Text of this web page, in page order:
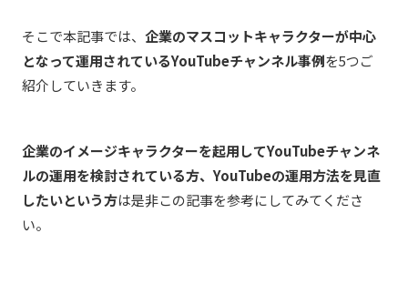
そこで本記事では、 企業のマスコットキャラクターが中心
となって運用されているYouTubeチャンネル事例を5つご
紹介していきます。
企業のイメージキャラクターを起用してYouTubeチャンネ
ルの運用を検討されている方、YouTubeの運用方法を見直
したいという方は是非この記事を参考にしてみてくださ
い。